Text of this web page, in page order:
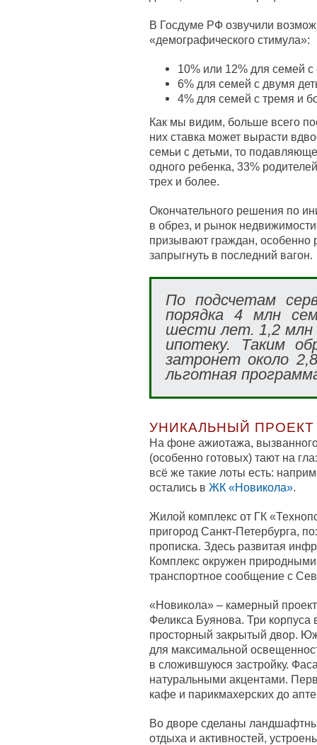
В Госдуме РФ озвучили
«демографического стимула»:
10% или 12% для семей
6% для семей с двумя
4% для семей с тремя и
Как мы видим, больше всего
них ставка может вырасти
семьи с детьми, то
одного ребенка, 33%
трех и более.
Окончательного решения по
в обрез, и рынок
призывают граждан, особенно
запрыгнуть в последний вагон.
По подсчетам
порядка 4 млн
шести лет. 1,2 млн
ипотеку. Таким
затронет около
льготная
УНИКАЛЬНЫЙ ПРОЕКТ
На фоне ажиотажа,
(особенно готовых) тают на
всё же такие лоты есть:
остались в ЖК «Новикола».
Жилой комплекс от ГК
пригород Санкт-Петербурга,
прописка. Здесь развитая
Комплекс окружен
транспортное сообщение с
«Новикола» – камерный
Феликса Буянова. Три
просторный закрытый двор.
для максимальной
в сложившуюся застройку.
натуральными акцентами.
кафе и парикмахерских до
Во дворе сделаны
отдыха и активностей,